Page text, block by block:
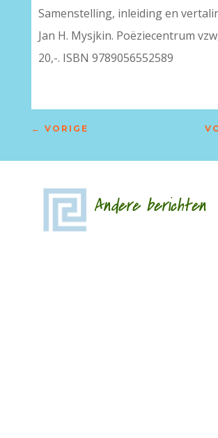
Samenstelling, inleiding en
Jan H. Mysjkin. Poëziecentrum
20,-. ISBN 9789056552589
← VORIGE
Andere berichten